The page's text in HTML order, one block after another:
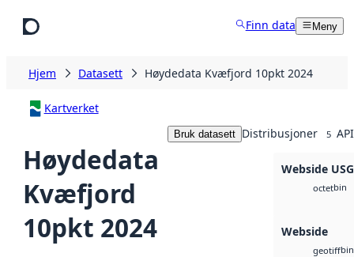
Finn data Meny
Hjem Datasett Høydedata Kvæfjord 10pkt 2024
Kartverket
Høydedata
Kvæfjord
10pkt 2024
Bruk datasett Distribusjoner 5
Webside
octetbin
Webside
geotiffbin